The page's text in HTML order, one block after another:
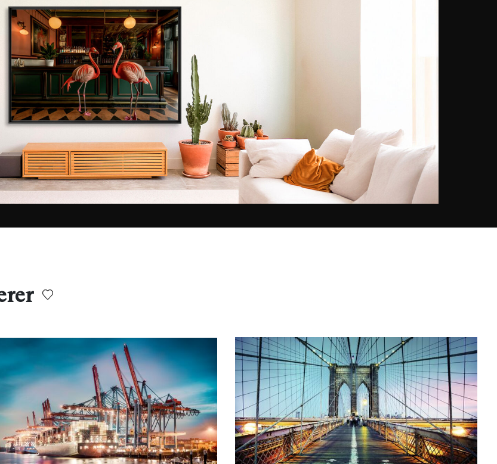
begann er, seine Bilder in sozialen
Netzwerken zu veröffentlichen.
Diese wurden später in
verschiedenen deutschen
Magazinen (Foto Praxis, Focus
den chromatischen Reichtum der
nächtlichen Städte konzentriert.